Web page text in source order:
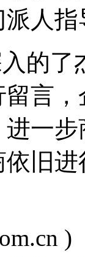
人
的了
言
一
旧
)